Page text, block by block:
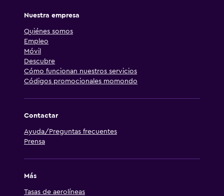
Nuestra empresa
Quiénes somos
Empleo
Móvil
Descubre
Cómo funcionan nuestros servicios
Códigos promocionales momondo
Contactar
Ayuda/Preguntas frecuentes
Prensa
Más
Tasas de aerolíneas